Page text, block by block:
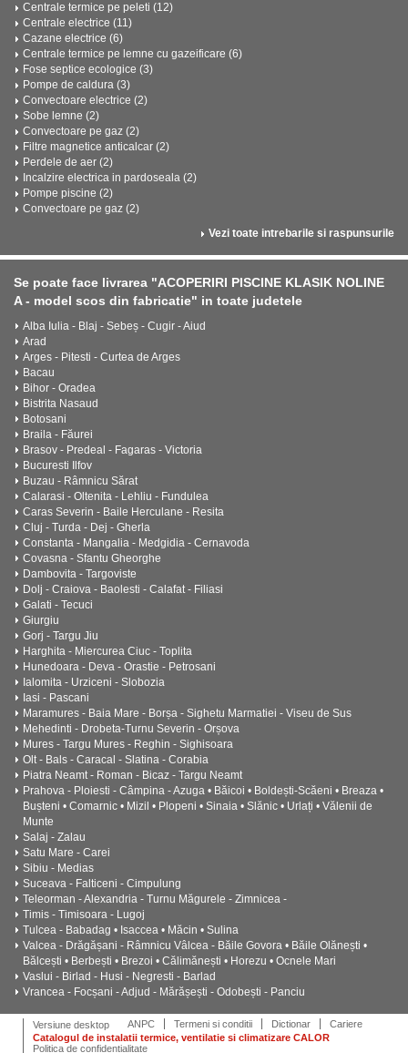
Centrale termice pe peleti (12)
Centrale electrice (11)
Cazane electrice (6)
Centrale termice pe lemne cu gazeificare (6)
Fose septice ecologice (3)
Pompe de caldura (3)
Convectoare electrice (2)
Sobe lemne (2)
Convectoare pe gaz (2)
Filtre magnetice anticalcar (2)
Perdele de aer (2)
Incalzire electrica in pardoseala (2)
Pompe piscine (2)
Convectoare pe gaz (2)
Vezi toate intrebarile si raspunsurile
Se poate face livrarea "ACOPERIRI PISCINE KLASIK NOLINE
A - model scos din fabricatie" in toate judetele
Alba Iulia - Blaj - Sebeș - Cugir - Aiud
Arad
Arges - Pitesti - Curtea de Arges
Bacau
Bihor - Oradea
Bistrita Nasaud
Botosani
Braila - Făurei
Brasov - Predeal - Fagaras - Victoria
Bucuresti Ilfov
Buzau - Râmnicu Sărat
Calarasi - Oltenita - Lehliu - Fundulea
Caras Severin - Baile Herculane - Resita
Cluj - Turda - Dej - Gherla
Constanta - Mangalia - Medgidia - Cernavoda
Covasna - Sfantu Gheorghe
Dambovita - Targoviste
Dolj - Craiova - Baolesti - Calafat - Filiasi
Galati - Tecuci
Giurgiu
Gorj - Targu Jiu
Harghita - Miercurea Ciuc - Toplita
Hunedoara - Deva - Orastie - Petrosani
Ialomita - Urziceni - Slobozia
Iasi - Pascani
Maramures - Baia Mare - Borșa - Sighetu Marmatiei - Viseu de Sus
Mehedinti - Drobeta-Turnu Severin - Orșova
Mures - Targu Mures - Reghin - Sighisoara
Olt - Bals - Caracal - Slatina - Corabia
Piatra Neamt - Roman - Bicaz - Targu Neamt
Prahova - Ploiesti - Câmpina - Azuga • Băicoi • Boldești-Scăeni • Breaza •
Bușteni • Comarnic • Mizil • Plopeni • Sinaia • Slănic • Urlați • Vălenii de
Munte
Salaj - Zalau
Satu Mare - Carei
Sibiu - Medias
Suceava - Falticeni - Cimpulung
Teleorman - Alexandria - Turnu Măgurele - Zimnicea -
Timis - Timisoara - Lugoj
Tulcea - Babadag • Isaccea • Măcin • Sulina
Valcea - Drăgășani - Râmnicu Vâlcea - Băile Govora • Băile Olănești •
Bălcești • Berbești • Brezoi • Călimănești • Horezu • Ocnele Mari
Vaslui - Birlad - Husi - Negresti - Barlad
Vrancea - Focșani - Adjud - Mărășești - Odobești - Panciu
Versiune desktop ANPC Termeni si conditii Dictionar
Cariere
Catalogul de instalatii termice, ventilatie si climatizare CALOR
Politica de confidentialitate